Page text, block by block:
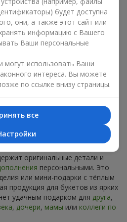
на разные
а сувенирная продукция для
Именно поэтому сувениры к
учётом даты и события. В нашем
продукция для букетов,
празднику и может быть
продукция к
рождения
оригинальные детали и
персональными. Это
или мини-подарки с тёплым
продукция для букетов из ярких
удачным подарком для друга,
, дочери, мамы или коллеги по
будет доступна
они, а также этот сайт или
информацию с Вашего
Ваши персональные
могут использовать Ваши
интереса. Вы можете
по ссылке внизу страницы.
все